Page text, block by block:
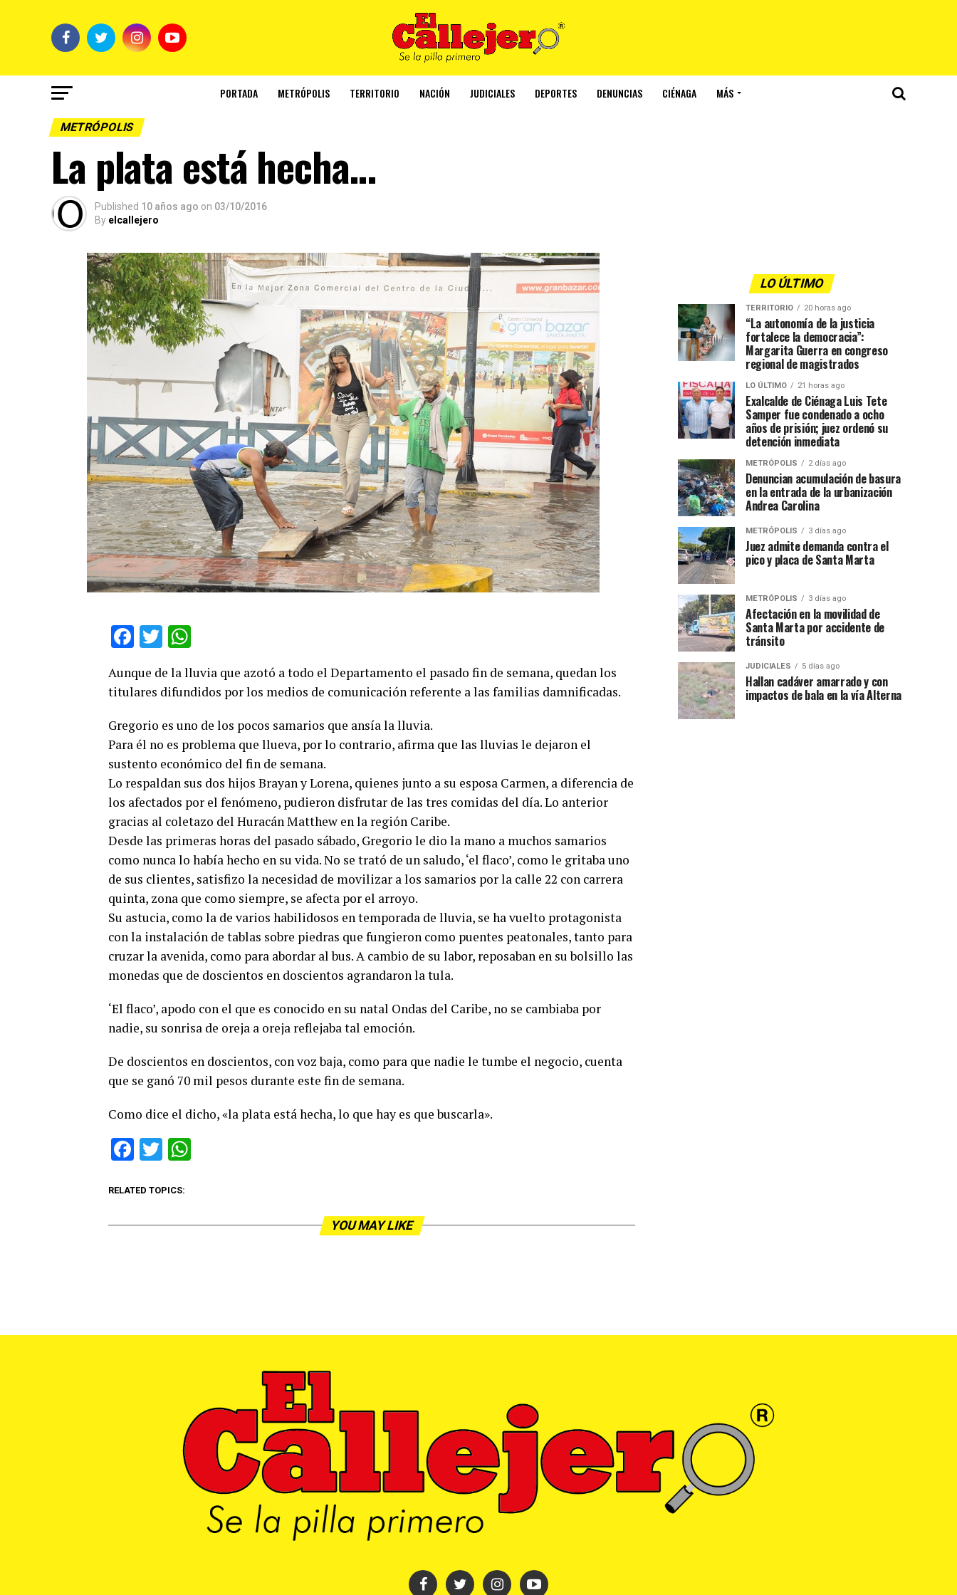
PORTADA METRÓPOLIS TERRITORIO NACIÓN JUDICIALES DEPORTES DENUNCIAS CIÉNAGA MÁS
METRÓPOLIS
La plata está hecha…
Published 10 años ago on 03/10/2016
By elcallejero
Facebook
Twitter
Aunque de la lluvia que azotó a todo el Departamento el pasado fin de semana, quedan los
titulares difundidos por los medios de comunicación referente a las familias damnificadas.
Gregorio es uno de los pocos samarios que ansía la lluvia.
Para él no es problema que llueva, por lo contrario, afirma que las lluvias le dejaron el
sustento económico del fin de semana.
Lo respaldan sus dos hijos Brayan y Lorena, quienes junto a su esposa Carmen, a diferencia de
los afectados por el fenómeno, pudieron disfrutar de las tres comidas del día. Lo anterior
gracias al coletazo del Huracán Matthew en la región Caribe.
Desde las primeras horas del pasado sábado, Gregorio le dio la mano a muchos samarios
como nunca lo había hecho en su vida. No se trató de un saludo, ‘el flaco’, como le gritaba uno
de sus clientes, satisfizo la necesidad de movilizar a los samarios por la calle 22 con carrera
quinta, zona que como siempre, se afecta por el arroyo.
Su astucia, como la de varios habilidosos en temporada de lluvia, se ha vuelto protagonista
con la instalación de tablas sobre piedras que fungieron como puentes peatonales, tanto para
cruzar la avenida, como para abordar al bus. A cambio de su labor, reposaban en su bolsillo las
monedas que de doscientos en doscientos agrandaron la tula.
‘El flaco’, apodo con el que es conocido en su natal Ondas del Caribe, no se cambiaba por
nadie, su sonrisa de oreja a oreja reflejaba tal emoción.
De doscientos en doscientos, con voz baja, como para que nadie le tumbe el negocio, cuenta
que se ganó 70 mil pesos durante este fin de semana.
Como dice el dicho, «la plata está hecha, lo que hay es que buscarla».
Facebook
Twitter
RELATED TOPICS:
YOU MAY LIKE
LO ÚLTIMO
TERRITORIO 20 horas ago
“La autonomía de la justicia
fortalece la democracia”:
Margarita Guerra en congreso
regional de magistrados
LO ÚLTIMO 21 horas ago
Exalcalde de Ciénaga Luis Tete
Samper fue condenado a ocho
años de prisión; juez ordenó su
detención inmediata
METRÓPOLIS 2 días ago
Denuncian acumulación de basura
en la entrada de la urbanización
Andrea Carolina
METRÓPOLIS 3 días ago
Juez admite demanda contra el
pico y placa de Santa Marta
METRÓPOLIS 3 días ago
Afectación en la movilidad de
Santa Marta por accidente de
tránsito
JUDICIALES 5 días ago
Hallan cadáver amarrado y con
impactos de bala en la vía Alterna